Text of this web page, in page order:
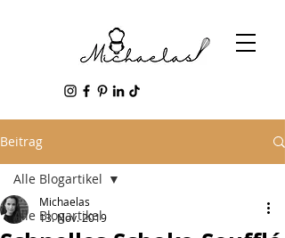
Beitrag
Alle Blogartikel
Alle Blogartikel
Michaelas
13. Nov. 2019